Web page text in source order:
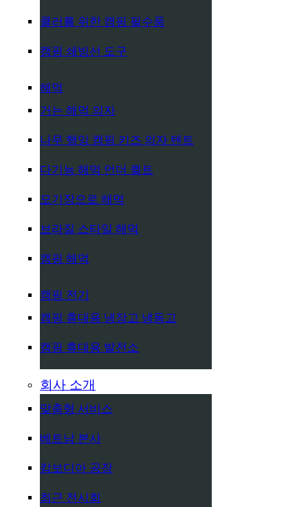
쿨러를 위한 캠핑 필수품
캠핑 쇄빙선 도구
해먹
거는 해먹 의자
나무 행잉 캠핑 키즈 의자 텐트
다기능 해먹 언더 퀼트
모기장으로 해먹
브라질 스타일 해먹
캠핑 해먹
캠핑 전기
캠핑 휴대용 냉장고 냉동고
캠핑 휴대용 발전소
회사 소개
맞춤형 서비스
베트남 본사
캄보디아 공장
최근 전시회